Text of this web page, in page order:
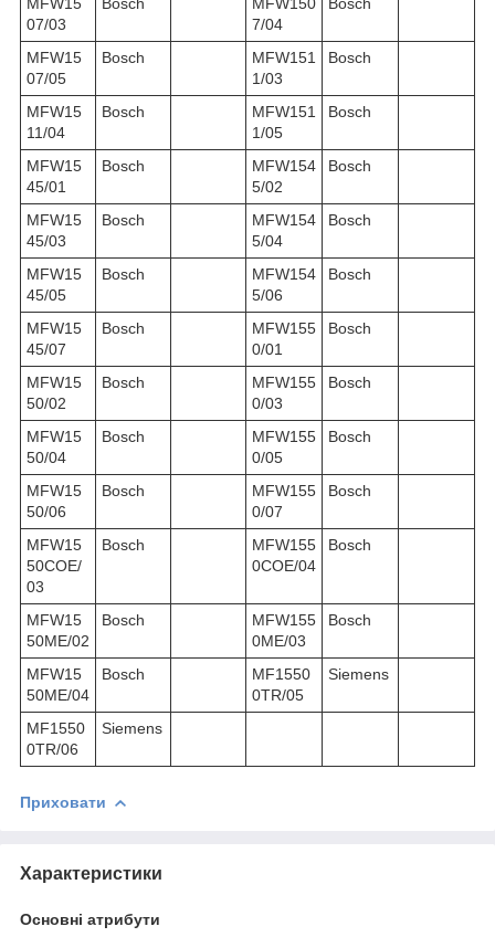
07/03
7/04
MFW15
07/05
Bosch
MFW151
1/03
Bosch
MFW15
11/04
Bosch
MFW151
1/05
Bosch
MFW15
45/01
Bosch
MFW154
5/02
Bosch
MFW15
45/03
Bosch
MFW154
5/04
Bosch
MFW15
45/05
Bosch
MFW154
5/06
Bosch
MFW15
45/07
Bosch
MFW155
0/01
Bosch
MFW15
50/02
Bosch
MFW155
0/03
Bosch
MFW15
50/04
Bosch
MFW155
0/05
Bosch
MFW15
50/06
Bosch
MFW155
0/07
Bosch
MFW15
50COE/
03
Bosch
MFW155
0COE/04
Bosch
MFW15
50ME/02
Bosch
MFW155
0ME/03
Bosch
MFW15
50ME/04
Bosch
MF1550
0TR/05
Siemens
MF1550
0TR/06
Siemens
Приховати
Характеристики
Основні атрибути